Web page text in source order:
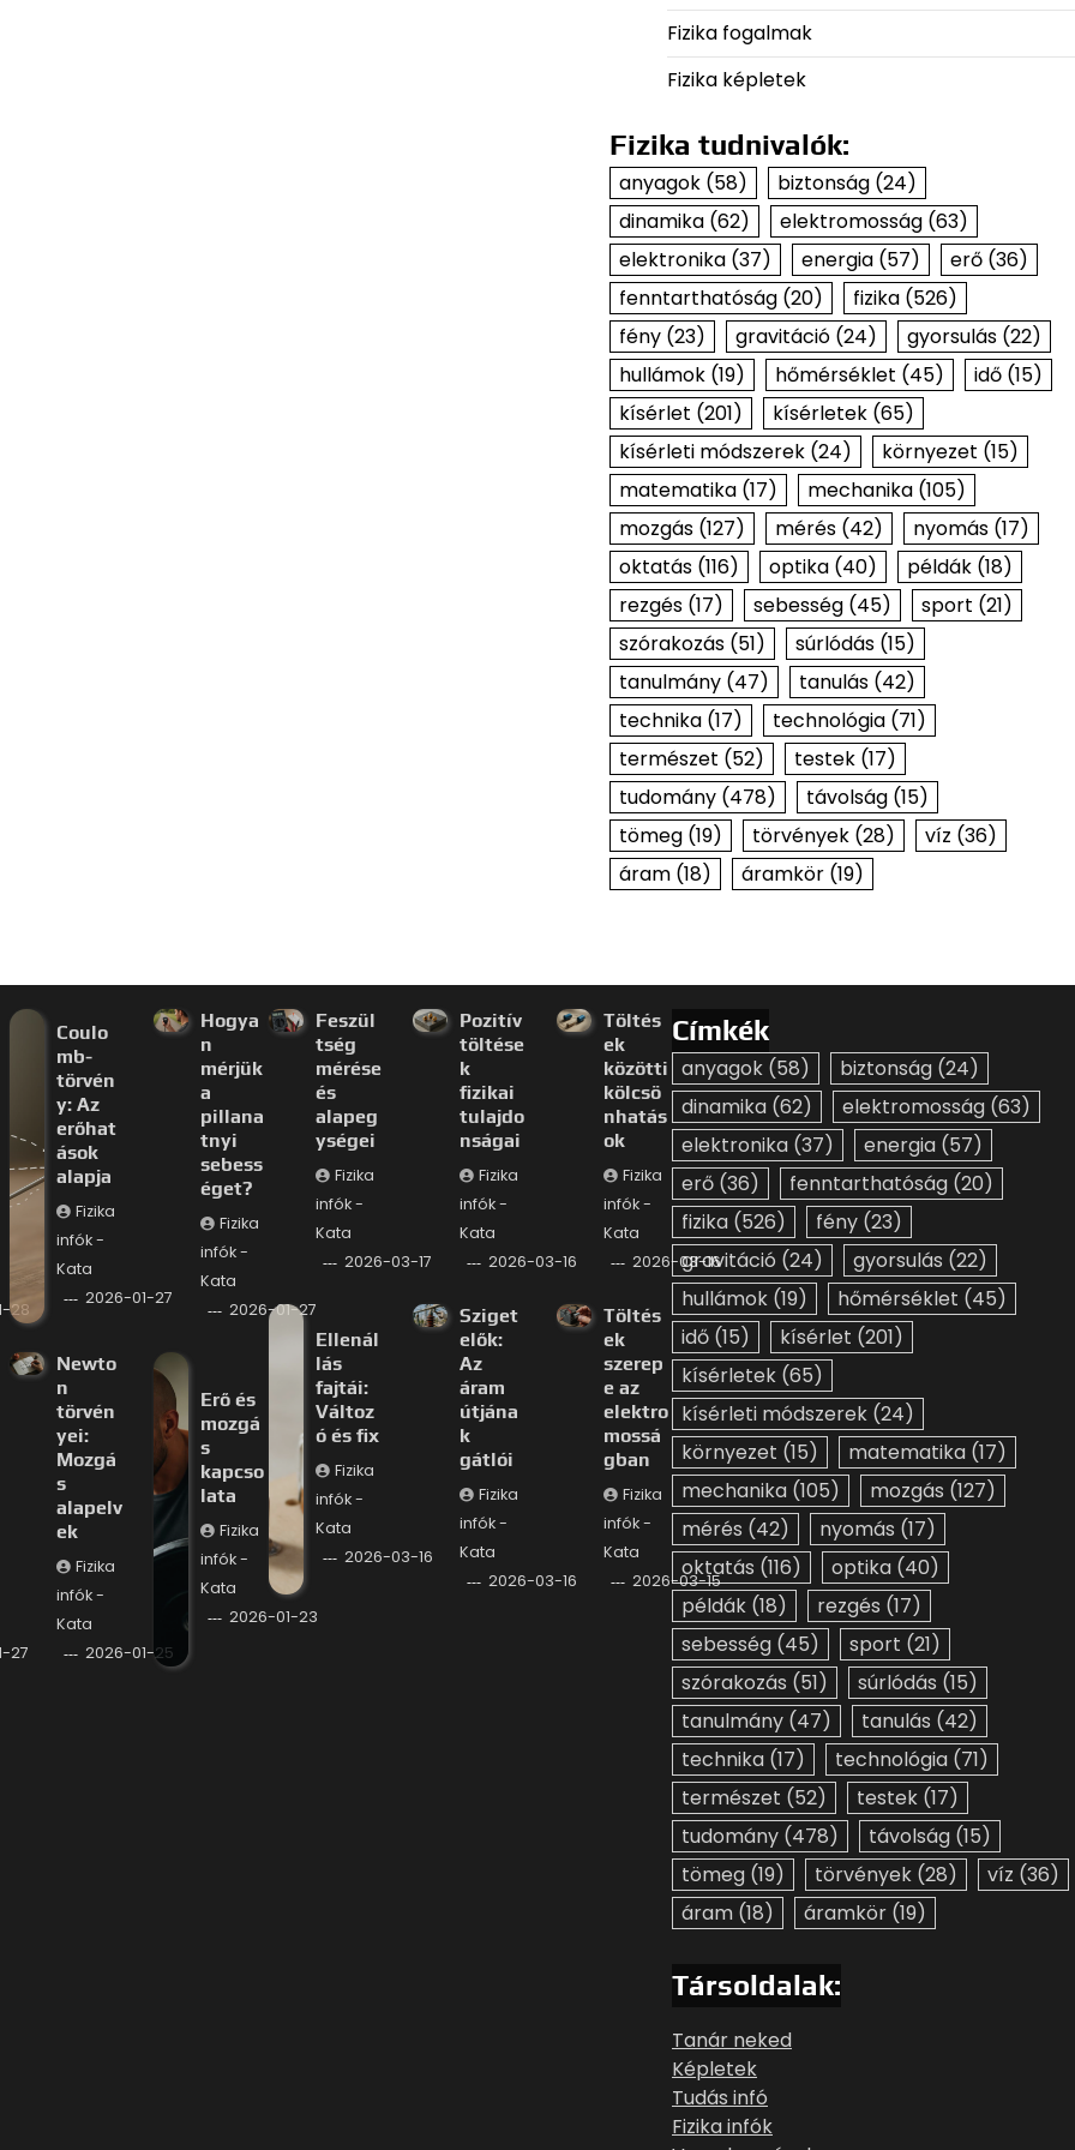
Fizika fogalmak
Fizika képletek
Fizika tudnivalók:
anyagok(58) biztonság(24)
dinamika(62) elektromosság(63)
elektronika(37) energia(57) erő(36)
fenntarthatóság(20) fizika(526)
fény(23) gravitáció(24) gyorsulás(22)
hullámok(19) hőmérséklet (45) idő(15)
kísérlet (201) kísérletek(65)
kísérleti módszerek(24) környezet (15)
matematika(17) mechanika(105)
mozgás(127) mérés(42) nyomás(17)
oktatás(116) optika(40) példák(18)
rezgés(17) sebesség(45) sport (21)
szórakozás(51) súrlódás(15)
tanulmány(47) tanulás(42)
technika(17) technológia(71)
természet (52) testek(17)
tudomány(478) távolság(15)
tömeg(19) törvények(28) víz (36)
áram(18) áramkör(19)
28
Coulo
mb-
törvén
y: Az
erőhat
ások
alapja
Fizika
infók -
Kata
2026-01-27
Hogya
n
mérjük
a
pillana
tnyi
sebess
éget?
Fizika
infók -
Kata
2026-01-27
27
Newto
n
törvén
yei:
Mozgá
s
alapelv
ek
Fizika
infók -
Kata
2026-01-25
Erő és
mozgá
s
kapcso
lata
Fizika
infók -
Kata
2026-01-23
Feszül
tség
mérése
és
alapeg
ységei
Fizika
infók -
Kata
2026-03-17
Pozitív
töltése
k
fizikai
tulajdo
nságai
Fizika
infók -
Kata
2026-03-16
Töltés
ek
közötti
kölcsö
nhatás
ok
Fizika
infók -
Kata
2026-03-16
Ellenál
lás
fajtái:
Változ
ó és fix
Fizika
infók -
Kata
2026-03-16
Sziget
elők:
Az
áram
útjána
k
gátlói
Fizika
infók -
Kata
2026-03-16
Töltés
ek
szerep
e az
elektro
mossá
gban
Fizika
infók -
Kata
2026-03-15
Címkék
anyagok (58) biztonság (24)
dinamika (62) elektromosság (63)
elektronika (37) energia (57)
erő (36) fenntarthatóság (20)
fizika (526) fény (23)
gravitáció (24) gyorsulás (22)
hullámok (19) hőmérséklet (45)
idő (15) kísérlet (201)
kísérletek (65)
kísérleti módszerek (24)
környezet (15) matematika (17)
mechanika (105) mozgás (127)
mérés (42) nyomás (17)
oktatás (116) optika (40)
példák (18) rezgés (17)
sebesség (45) sport (21)
szórakozás (51) súrlódás (15)
tanulmány (47) tanulás (42)
technika (17) technológia (71)
természet (52) testek (17)
tudomány (478) távolság (15)
tömeg (19) törvények (28) víz (36)
áram (18) áramkör (19)
Társoldalak:
Tanár neked
Képletek
Tudás infó
Fizika infók